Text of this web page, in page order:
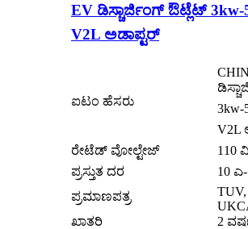
EV ಡಿಸ್ಚಾರ್ಜಿಂಗ್ ಔಟ್ಲೆಟ್
V2L ಅಡಾಪ್ಟರ್
ಐಟಂ ಹೆಸರು
3kw-
V2L
ರೇಟೆಡ್ ವೋಲ್ಟೇಜ್
110
ಪ್ರಸ್ತುತ ದರ
10
ಪ್ರಮಾಣಪತ್ರ
TUV,
ಖಾತರಿ
2